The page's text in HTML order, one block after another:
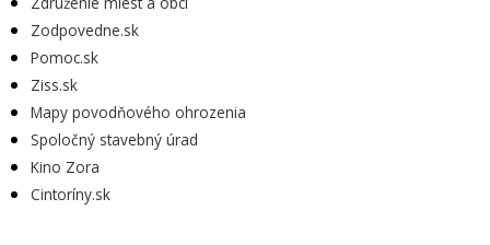
Zodpovedne.sk
Pomoc.sk
Ziss.sk
Mapy povodňového ohrozenia
Spoločný stavebný úrad
Kino Zora
Cintoríny.sk